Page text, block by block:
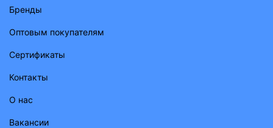
Бренды
Оптовым покупателям
Сертификаты
Контакты
О нас
Вакансии